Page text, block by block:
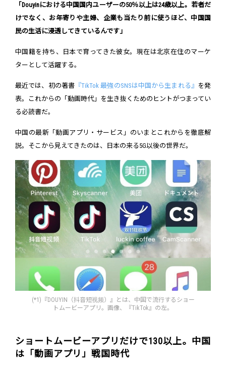
「 Douyinにおける中国国内ユーザーの50％以上は24歳以上。若者だ
けでなく、お年寄りや主婦、企業も当たり前に使うほど、中国国
民の生活に浸透してきているんです」
中国籍を持ち、日本で育ってきた彼女。現在は北京在住のマーケ
ターとして活躍する。
最近では、初の著書 『TikTok 最強のSNSは中国から生まれる』 を発
表。これからの「動画時代」を生き抜くためのヒントがつまってい
る必読書だ。
中国の最新「動画アプリ・サービス」のいまとこれからを徹底解
説。そこから見えてきたのは、日本の来る5G以後の世界だ。
(*1)『DOUYIN（抖音短视频）』とは、中国で流行するショー
トムービーアプリ。画像、『TikTok』の左。
ショートムービーアプリだけで130以上。中国
は「動画アプリ」戦国時代